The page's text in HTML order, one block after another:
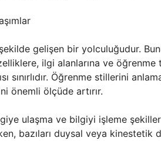
gelişen bir yolculuğudur.
ilgi alanlarına ve öğrenme
sınırlıdır. Öğrenme stillerini
önemli ölçüde artırır.
ulaşma ve bilgiyi işleme
bazıları duysal veya kinestetik